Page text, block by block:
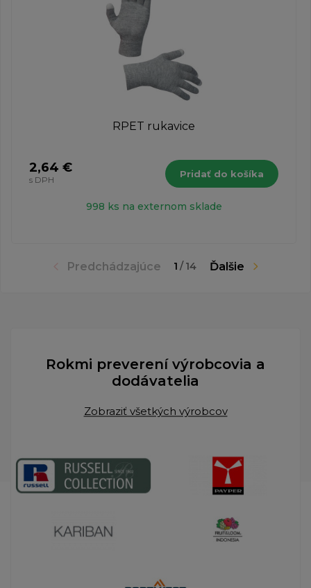
Predchádzajúce 1 / 14 Ďalšie
RPET rukavice
2,64 €
s DPH
Pridať do košíka
998 ks na externom sklade
Rokmi preverení výrobcovia a
dodávatelia
Zobraziť všetkých výrobcov